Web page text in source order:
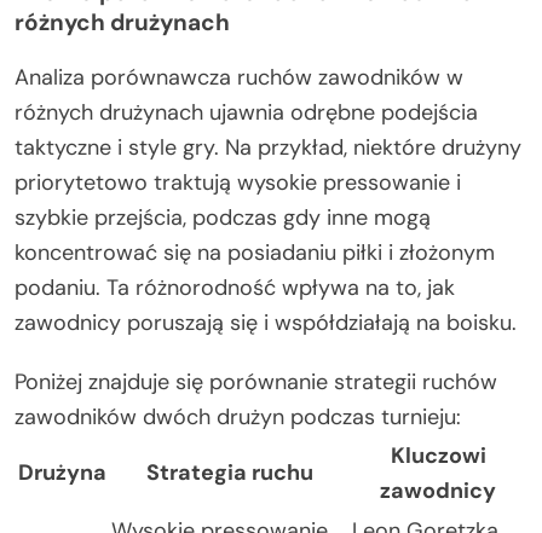
różnych drużynach
Analiza porównawcza ruchów zawodników w
różnych drużynach ujawnia odrębne podejścia
taktyczne i style gry. Na przykład, niektóre drużyny
priorytetowo traktują wysokie pressowanie i
szybkie przejścia, podczas gdy inne mogą
koncentrować się na posiadaniu piłki i złożonym
podaniu. Ta różnorodność wpływa na to, jak
zawodnicy poruszają się i współdziałają na boisku.
Poniżej znajduje się porównanie strategii ruchów
zawodników dwóch drużyn podczas turnieju:
Drużyna
Strategia ruchu
Kluczowi
zawodnicy